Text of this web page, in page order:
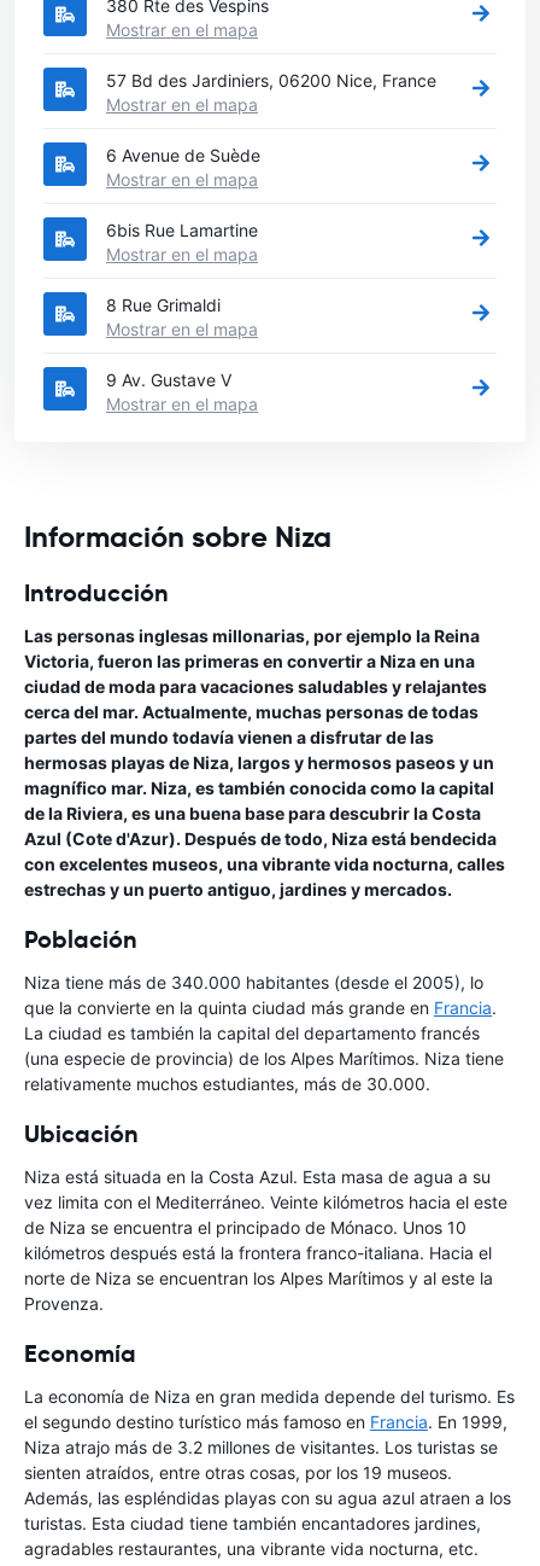
380 Rte des Vespins
Mostrar en el mapa
57 Bd des Jardiniers, 06200 Nice, France
Mostrar en el mapa
6 Avenue de Suède
Mostrar en el mapa
6bis Rue Lamartine
Mostrar en el mapa
8 Rue Grimaldi
Mostrar en el mapa
9 Av. Gustave V
Mostrar en el mapa
Información sobre Niza
Introducción
Las personas inglesas millonarias, por ejemplo la Reina
Victoria, fueron las primeras en convertir a Niza en una
ciudad de moda para vacaciones saludables y relajantes
cerca del mar. Actualmente, muchas personas de todas
partes del mundo todavía vienen a disfrutar de las
hermosas playas de Niza, largos y hermosos paseos y un
magnífico mar. Niza, es también conocida como la capital
de la Riviera, es una buena base para descubrir la Costa
Azul (Cote d'Azur). Después de todo, Niza está bendecida
con excelentes museos, una vibrante vida nocturna, calles
estrechas y un puerto antiguo, jardines y mercados.
Población
Niza tiene más de 340.000 habitantes (desde el 2005), lo
que la convierte en la quinta ciudad más grande en Francia.
La ciudad es también la capital del departamento francés
(una especie de provincia) de los Alpes Marítimos. Niza tiene
relativamente muchos estudiantes, más de 30.000.
Ubicación
Niza está situada en la Costa Azul. Esta masa de agua a su
vez limita con el Mediterráneo. Veinte kilómetros hacia el este
de Niza se encuentra el principado de Mónaco. Unos 10
kilómetros después está la frontera franco-italiana. Hacia el
norte de Niza se encuentran los Alpes Marítimos y al este la
Provenza.
Economía
La economía de Niza en gran medida depende del turismo. Es
el segundo destino turístico más famoso en Francia. En 1999,
Niza atrajo más de 3.2 millones de visitantes. Los turistas se
sienten atraídos, entre otras cosas, por los 19 museos.
Además, las espléndidas playas con su agua azul atraen a los
turistas. Esta ciudad tiene también encantadores jardines,
agradables restaurantes, una vibrante vida nocturna, etc.